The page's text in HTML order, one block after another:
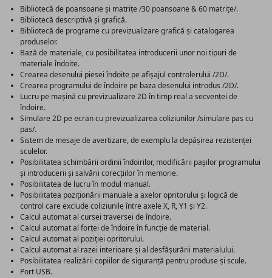
Bibliotecă de poansoane și matrițe /30 poansoane & 60 matrițe/.
Bibliotecă descriptivă și grafică.
Bibliotecă de programe cu previzualizare grafică și catalogarea
produselor.
Bază de materiale, cu posibilitatea introducerii unor noi tipuri de
materiale îndoite.
Crearea desenului piesei îndoite pe afișajul controlerului /2D/.
Crearea programului de îndoire pe baza desenului introdus /2D/.
Lucru pe mașină cu previzualizare 2D în timp real a secvenței de
îndoire.
Simulare 2D pe ecran cu previzualizarea coliziunilor /simulare pas cu
pas/.
Sistem de mesaje de avertizare, de exemplu la depășirea rezistenței
sculelor.
Posibilitatea schimbării ordinii îndoirilor, modificării pașilor programului
și introducerii și salvării corecțiilor în memorie.
Posibilitatea de lucru în modul manual.
Posibilitatea poziționării manuale a axelor opritorului și logică de
control care exclude coliziunile între axele X, R, Y1 și Y2.
Calcul automat al cursei traversei de îndoire.
Calcul automat al forței de îndoire în funcție de material.
Calcul automat al poziției opritorului.
Calcul automat al razei interioare și al desfășurării materialului.
Posibilitatea realizării copiilor de siguranță pentru produse și scule.
Port USB.